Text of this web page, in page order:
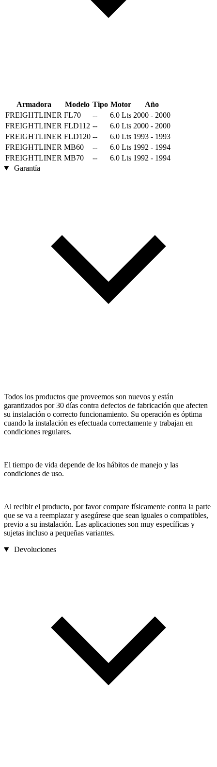
Armadora Modelo Tipo Motor
Año
FREIGHTLINER FL70 -- 6.0 Lts 2000 - 2000
FREIGHTLINER FLD112 -- 6.0 Lts 2000 - 2000
FREIGHTLINER FLD120 -- 6.0 Lts 1993 - 1993
FREIGHTLINER MB60 -- 6.0 Lts 1992 - 1994
FREIGHTLINER MB70 -- 6.0 Lts 1992 - 1994
Garantía
Todos los productos que proveemos son nuevos y están
garantizados por 30 días contra defectos de fabricación que afecten
su instalación o correcto funcionamiento. Su operación es óptima
cuando la instalación es efectuada correctamente y trabajan en
condiciones regulares.
El tiempo de vida depende de los hábitos de manejo y las
condiciones de uso.
Al recibir el producto, por favor compare físicamente contra la parte
que se va a reemplazar y asegúrese que sean iguales o compatibles,
previo a su instalación. Las aplicaciones son muy específicas y
sujetas incluso a pequeñas variantes.
Devoluciones